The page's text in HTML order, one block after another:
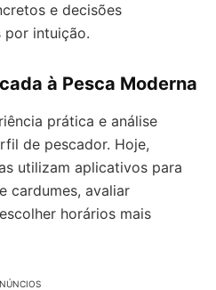
e decisões
por intuição.
à Pesca Moderna
prática e análise
de pescador. Hoje,
utilizam aplicativos para
cardumes, avaliar
horários mais